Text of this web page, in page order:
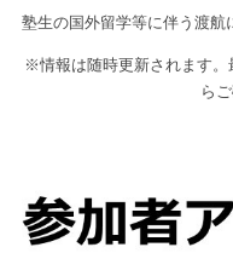
塾生の国外留学等に伴う渡航
※情報は随時更新されます。
ら